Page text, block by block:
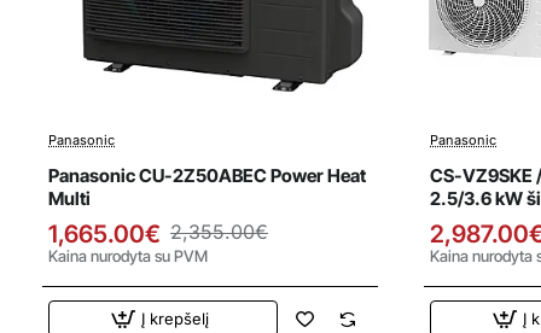
Išpardavimas
Naujiena
Panasonic
Panasonic CU-2Z50ABEC Power Heat
Multi
1,665.00€ 2,355.00€
Kaina nurodyta su PVM
Į krepšelį
Panasonic
CS-VZ9SKE
2.5/3.6 kW
Kaina nurodyta
Į